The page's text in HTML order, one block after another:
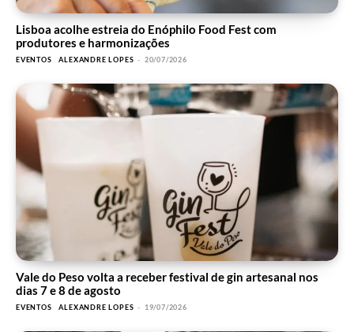
Lisboa acolhe estreia do Enóphilo Food Fest com
produtores e harmonizações
EVENTOS ALEXANDRE LOPES - 20/07/2026
Vale do Peso volta a receber festival de gin artesanal nos
dias 7 e 8 de agosto
EVENTOS ALEXANDRE LOPES - 19/07/2026